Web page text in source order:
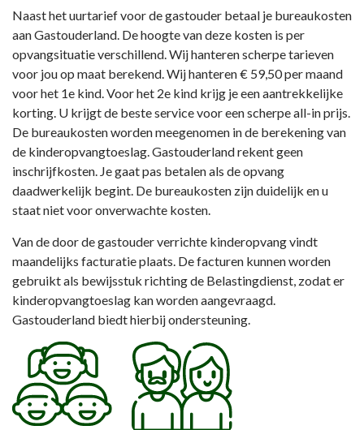
Naast het uurtarief voor de gastouder betaal je bureaukosten
aan Gastouderland. De hoogte van deze kosten is per
opvangsituatie verschillend. Wij hanteren scherpe tarieven
voor jou op maat berekend. Wij hanteren € 59,50 per maand
voor het 1e kind. Voor het 2e kind krijg je een aantrekkelijke
korting. U krijgt de beste service voor een scherpe all-in prijs.
De bureaukosten worden meegenomen in de berekening van
de kinderopvangtoeslag. Gastouderland rekent geen
inschrijfkosten. Je gaat pas betalen als de opvang
daadwerkelijk begint. De bureaukosten zijn duidelijk en u
staat niet voor onverwachte kosten.
Van de door de gastouder verrichte kinderopvang vindt
maandelijks facturatie plaats. De facturen kunnen worden
gebruikt als bewijsstuk richting de Belastingdienst, zodat er
kinderopvangtoeslag kan worden aangevraagd.
Gastouderland biedt hierbij ondersteuning.